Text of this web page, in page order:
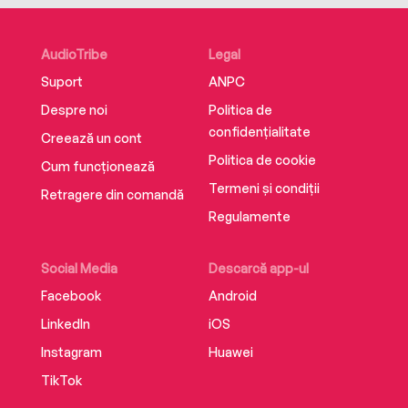
There’s more than one star of the show…In fact,
there’s a whole choir of them!
Warble the walrus loves to sing.
Unfortunately, she is not very good at it! And
avalanche, the other walruses leave her all
alone.
AudioTribe
Suport
Despre noi
Creează un cont
Cum funcționează
Retragere din comandă
Social Media
Facebook
LinkedIn
Instagram
TikTok
Descarcă app-ul
Android
iOS
Huawei
Legal
ANPC
Politica de
confidențialitate
Politica de cookie
Termeni și condiții
Regulamente